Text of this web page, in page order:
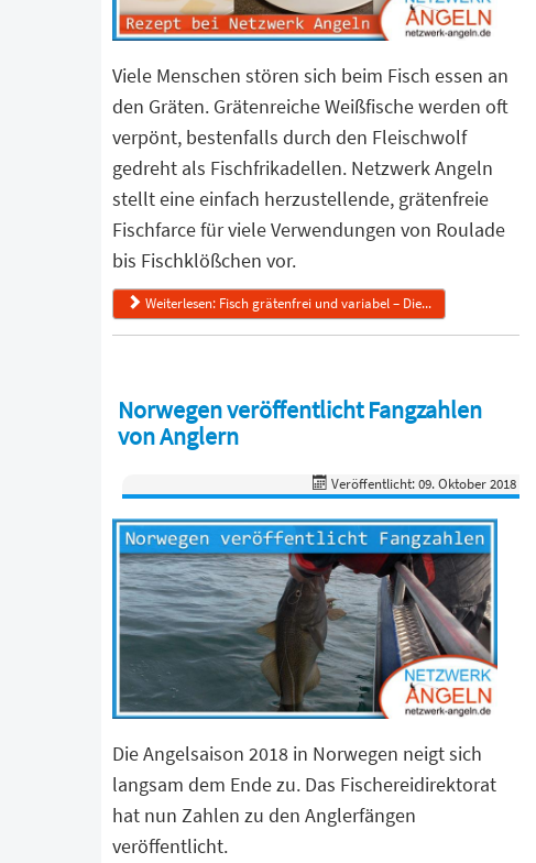
Viele Menschen stören sich beim Fisch essen an
den Gräten. Grätenreiche Weißfische werden oft
verpönt, bestenfalls durch den Fleischwolf
gedreht als Fischfrikadellen. Netzwerk Angeln
stellt eine einfach herzustellende, grätenfreie
Fischfarce für viele Verwendungen von Roulade
bis Fischklößchen vor.
Weiterlesen: Fisch grätenfrei und variabel – Die...
Norwegen veröffentlicht Fangzahlen
von Anglern
Veröffentlicht: 09. Oktober 2018
Die Angelsaison 2018 in Norwegen neigt sich
langsam dem Ende zu. Das Fischereidirektorat
hat nun Zahlen zu den Anglerfängen
veröffentlicht.